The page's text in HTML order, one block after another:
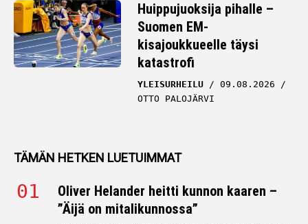
Huippujuoksija pihalle –
Suomen EM-
kisajoukkueelle täysi
katastrofi
YLEISURHEILU
09.08.2026
OTTO PALOJÄRVI
TÄMÄN HETKEN LUETUIMMAT
Oliver Helander heitti kunnon kaaren –
”Äijä on mitalikunnossa”